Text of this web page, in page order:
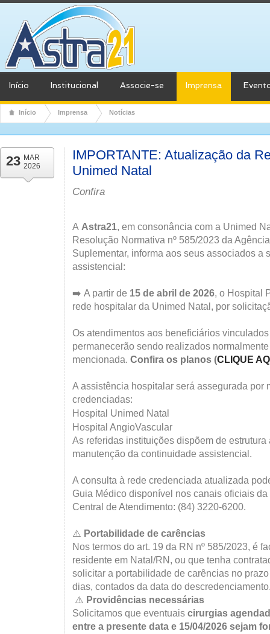
Início Institucional Associe-se Imprensa
Início Imprensa Notícias
23 MAR
2026
IMPORTANTE: Atualização da
Unimed Natal
Confira
A Astra21, em consonância com a Unimed
Resolução Normativa nº 585/2023 da
Suplementar, informa aos seus associados a
assistencial:
➡️ A partir de 15 de abril de 2026, o Hospital
rede hospitalar da Unimed Natal, por
Os atendimentos aos beneficiários
permanecerão sendo realizados
mencionada. Confira os planos (CLIQUE
A assistência hospitalar será assegurada por
credenciadas:
Hospital Unimed Natal
Hospital AngioVascular
As referidas instituições dispõem de estrutura
manutenção da continuidade assistencial.
A consulta à rede credenciada atualizada
Guia Médico disponível nos canais oficiais
Central de Atendimento: (84) 3220-6200.
⚠️ Portabilidade de carências
Nos termos do art. 19 da RN nº 585/2023, é
residente em Natal/RN, ou que tenha
solicitar a portabilidade de carências no
dias, contados da data do
⚠️ Providências necessárias
Solicitamos que eventuais cirurgias
entre a presente data e 15/04/2026 sejam